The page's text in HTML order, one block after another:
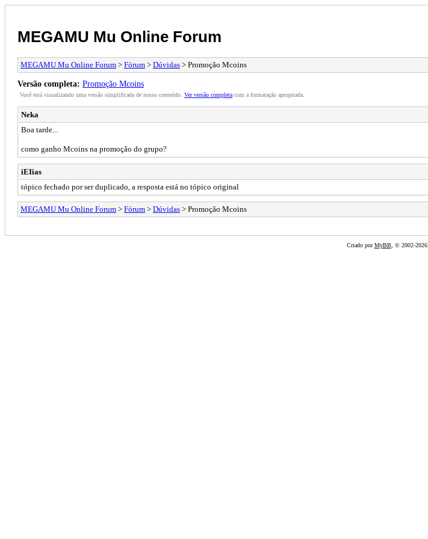
MEGAMU Mu Online Forum
MEGAMU Mu Online Forum > Fórum > Dúvidas > Promoção Mcoins
Versão completa: Promoção Mcoins
Você está visualizando uma versão simplificada de nosso conteúdo. Ver versão completa com a formatação apropriada.
Neka
Boa tarde...
como ganho Mcoins na promoção do grupo?
iEIias
tópico fechado por ser duplicado, a resposta está no tópico original
MEGAMU Mu Online Forum > Fórum > Dúvidas > Promoção Mcoins
Criado porMyBB, © 2002-2026